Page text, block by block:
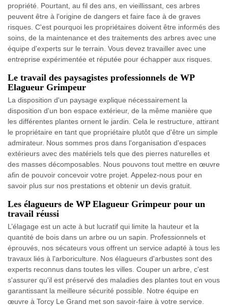
propriété. Pourtant, au fil des ans, en vieillissant, ces arbres
peuvent être à l'origine de dangers et faire face à de graves
risques. C'est pourquoi les propriétaires doivent être informés des
soins, de la maintenance et des traitements des arbres avec une
équipe d'experts sur le terrain. Vous devez travailler avec une
entreprise expérimentée et réputée pour échapper aux risques.
Le travail des paysagistes professionnels de WP
Elagueur Grimpeur
La disposition d'un paysage explique nécessairement la
disposition d'un bon espace extérieur, de la même manière que
les différentes plantes ornent le jardin. Cela le restructure, attirant
le propriétaire en tant que propriétaire plutôt que d'être un simple
admirateur. Nous sommes pros dans l'organisation d'espaces
extérieurs avec des matériels tels que des pierres naturelles et
des masses décomposables. Nous pouvons tout mettre en œuvre
afin de pouvoir concevoir votre projet. Appelez-nous pour en
savoir plus sur nos prestations et obtenir un devis gratuit.
Les élagueurs de WP Elagueur Grimpeur pour un
travail réussi
L’élagage est un acte à but lucratif qui limite la hauteur et la
quantité de bois dans un arbre ou un sapin. Professionnels et
éprouvés, nos sécateurs vous offrent un service adapté à tous les
travaux liés à l'arboriculture. Nos élagueurs d'arbustes sont des
experts reconnus dans toutes les villes. Couper un arbre, c'est
s'assurer qu'il est préservé des maladies des plantes tout en vous
garantissant la meilleure sécurité possible. Notre équipe en
œuvre à Torcy Le Grand met son savoir-faire à votre service.